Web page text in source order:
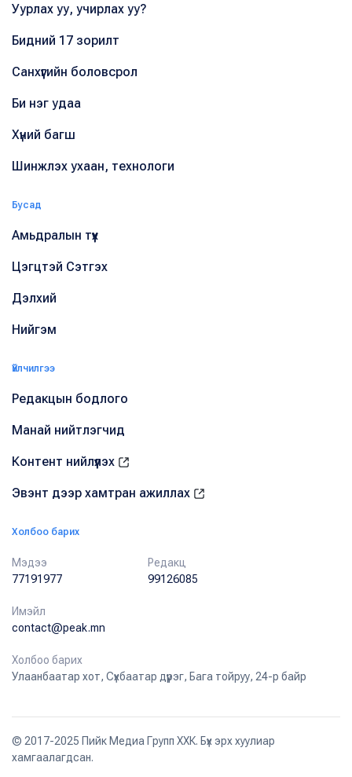
Уурлах уу, учирлах уу?
Бидний 17 зорилт
Санхүүгийн боловсрол
Би нэг удаа
Хүний багш
Шинжлэх ухаан, технологи
Бусад
Амьдралын түүх
Цэгцтэй Сэтгэх
Дэлхий
Нийгэм
Үйлчилгээ
Редакцын бодлого
Манай нийтлэгчид
Контент нийлүүлэх
Эвэнт дээр хамтран ажиллах
Холбоо барих
Мэдээ
77191977
Редакц
99126085
Имэйл
contact@peak.mn
Холбоо барих
Улаанбаатар хот, Сүхбаатар дүүрэг, Бага тойруу, 24-р байр
© 2017-2025 Пийк Медиа Групп ХХК. Бүх эрх хуулиар
хамгаалагдсан.